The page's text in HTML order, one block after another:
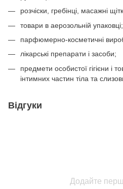
розчіски, гребінці, масажні
товари в аерозольній упаковці;
парфюмерно-косметичні
лікарські препарати і засоби;
предмети особистої гігієни і
інтимних частин тіла та
Відгуки
Додайте